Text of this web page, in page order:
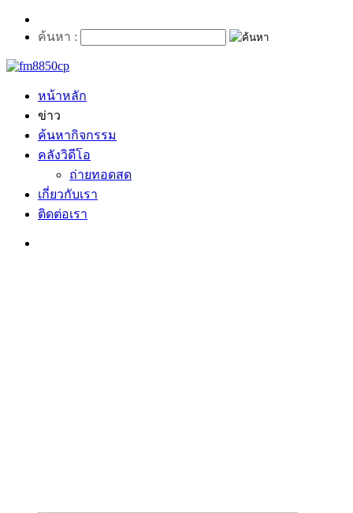
ค้นหา :
หน้าหลัก
ข่าว
ค้นหากิจกรรม
คลังวิดีโอ
ถ่ายทอดสด
เกี่ยวกับเรา
ติดต่อเรา